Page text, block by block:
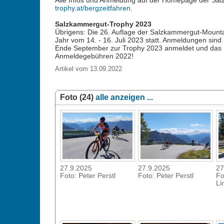
trophy.at/bergzeitfahren
Salzkammergut-Trophy 2023
Übrigens: Die 26. Auflage der Salzkammergut-
Jahr vom 14. - 16. Juli 2023 statt. Anmeldungen sind
Ende September zur Trophy 2023 anmeldet und
Anmeldegebühren 2022!
Artikel vom 13.09.2022
Foto (24) alle anzeigen ...
27.9.2025
Foto: Peter Perstl
27.9.2025
Foto: Peter Perstl